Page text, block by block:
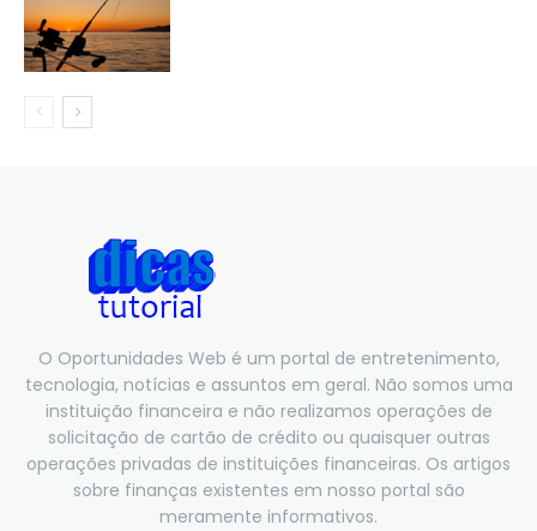
O Oportunidades Web é um portal de entretenimento,
tecnologia, notícias e assuntos em geral. Não somos uma
instituição financeira e não realizamos operações de
solicitação de cartão de crédito ou quaisquer outras
operações privadas de instituições financeiras. Os artigos
sobre finanças existentes em nosso portal são
meramente informativos.